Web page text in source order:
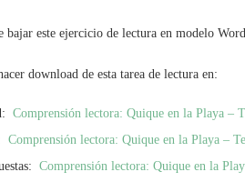
bajar este ejercicio de lectura en modelo
download de esta tarea de lectura en:
Comprensión lectora: Quique en la Playa –
Comprensión lectora: Quique en la Playa –
Comprensión lectora: Quique en la